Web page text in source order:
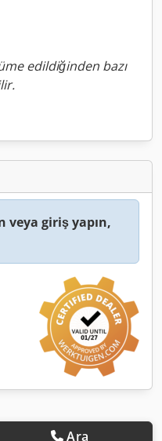
edildiğinden bazı
veya giriş yapın,
Ara